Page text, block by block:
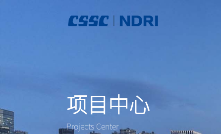
项目中心
Projects Center